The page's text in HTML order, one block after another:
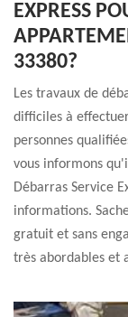
EXPRESS
33380?
Les travaux de
difficiles à
personnes
vous informons
Débarras Service
informations.
gratuit et sans
très abordables et